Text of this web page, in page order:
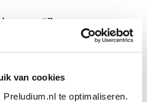
van cookies
te optimaliseren.
voor “”.